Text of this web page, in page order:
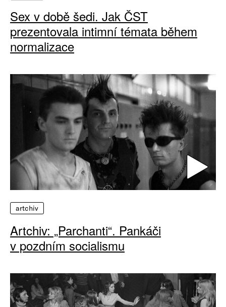
Sex v době šedi. Jak ČST
prezentovala intimní témata během
normalizace
artchiv
Artchiv: „Parchanti“. Pankáči
v pozdním socialismu